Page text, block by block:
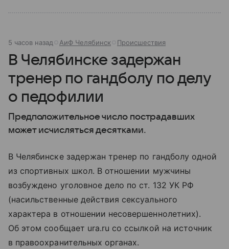
5 часов назад АиФ Челябинск Происшествия
В Челябинске задержан
тренер по гандболу по делу
о педофилии
Предположительное число пострадавших
может исчисляться десятками.
В Челябинске задержан тренер по гандболу одной
из спортивных школ. В отношении мужчины
возбуждено уголовное дело по ст. 132 УК РФ
(насильственные действия сексуального
характера в отношении несовершеннолетних).
Об этом сообщает ura.ru со ссылкой на источник
в правоохранительных органах.